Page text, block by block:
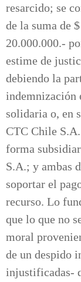
resarcido; se
de la suma de $
20.000.000.-
estime de
debiendo la
indemnización
solidaria o, en
CTC Chile
forma
S.A.; y ambas
soportar el
recurso. Lo
que lo que no
moral
de un despido
injustificadas-